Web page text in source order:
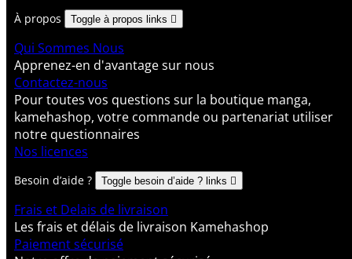
À propos Toggle à propos links 
Qui Sommes Nous
Apprenez-en d'avantage sur nous
Contactez-nous
Pour toutes vos questions sur la boutique manga,
kamehashop, votre commande ou partenariat utiliser
notre questionnaires
Nos licences
Besoin d’aide ? Toggle besoin d’aide ? links 
Frais et Delais de livraison
Les frais et délais de livraison Kamehashop
Paiement sécurisé